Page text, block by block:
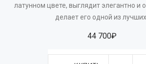
латунном цвете, выглядит элегантно и
делает его одной из лучших..
44 700₽